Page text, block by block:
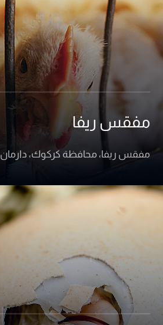
مفقس ريفا
مفقس ريفا، محافظة كركوك، دارمان